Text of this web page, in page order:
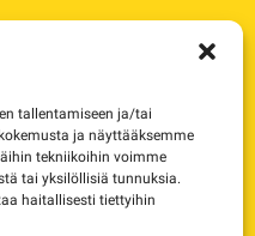
tallentamiseen ja/tai
ja näyttääksemme
tekniikoihin voimme
tai yksilöllisiä tunnuksia.
haitallisesti tiettyihin